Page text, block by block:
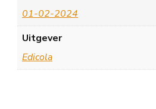
01-02-2024
Uitgever
Edicola